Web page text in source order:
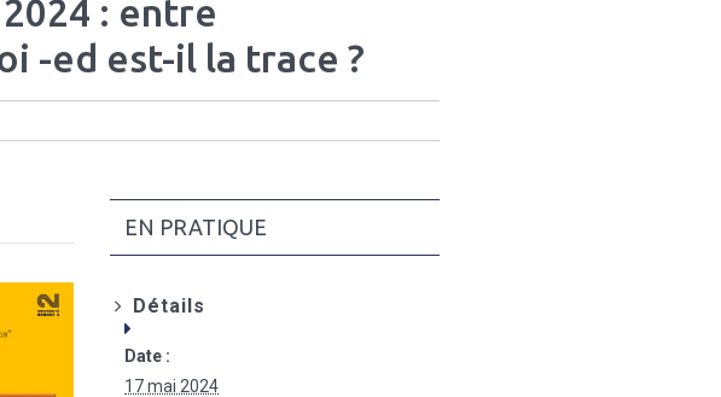
: entre
-ed est-il la trace ?
EN PRATIQUE
Détails
Date :
17 mai 2024